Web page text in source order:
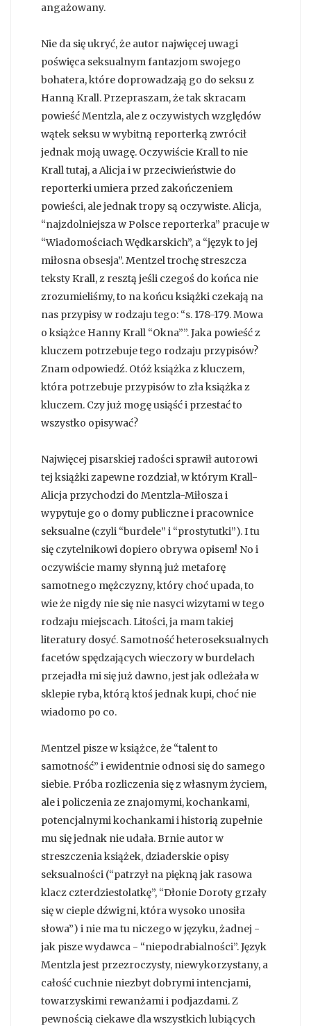
angażowany.
Nie da się ukryć, że autor najwięcej uwagi
poświęca seksualnym fantazjom swojego
bohatera, które doprowadzają go do seksu z
Hanną Krall. Przepraszam, że tak skracam
powieść Mentzla, ale z oczywistych względów
wątek seksu w wybitną reporterką zwrócił
jednak moją uwagę. Oczywiście Krall to nie
Krall tutaj, a Alicja i w przeciwieństwie do
reporterki umiera przed zakończeniem
powieści, ale jednak tropy są oczywiste. Alicja,
“najzdolniejsza w Polsce reporterka” pracuje w
“Wiadomościach Wędkarskich”, a “język to jej
miłosna obsesja”. Mentzel trochę streszcza
teksty Krall, z resztą jeśli czegoś do końca nie
zrozumieliśmy, to na końcu książki czekają na
nas przypisy w rodzaju tego: “s. 178-179. Mowa
o książce Hanny Krall “Okna””. Jaka powieść z
kluczem potrzebuje tego rodzaju przypisów?
Znam odpowiedź. Otóż książka z kluczem,
która potrzebuje przypisów to zła książka z
kluczem. Czy już mogę usiąść i przestać to
wszystko opisywać?
Najwięcej pisarskiej radości sprawił autorowi
tej książki zapewne rozdział, w którym Krall-
Alicja przychodzi do Mentzla-Miłosza i
wypytuje go o domy publiczne i pracownice
seksualne (czyli “burdele” i “prostytutki”). I tu
się czytelnikowi dopiero obrywa opisem! No i
oczywiście mamy słynną już metaforę
samotnego mężczyzny, który choć upada, to
wie że nigdy nie się nie nasyci wizytami w tego
rodzaju miejscach. Litości, ja mam takiej
literatury dosyć. Samotność heteroseksualnych
facetów spędzających wieczory w burdelach
przejadła mi się już dawno, jest jak odleżała w
sklepie ryba, którą ktoś jednak kupi, choć nie
wiadomo po co.
Mentzel pisze w książce, że “talent to
samotność” i ewidentnie odnosi się do samego
siebie. Próba rozliczenia się z własnym życiem,
ale i policzenia ze znajomymi, kochankami,
potencjalnymi kochankami i historią zupełnie
mu się jednak nie udała. Brnie autor w
streszczenia książek, dziaderskie opisy
seksualności (“patrzył na piękną jak rasowa
klacz czterdziestolatkę”, “Dłonie Doroty grzały
się w cieple dźwigni, która wysoko unosiła
słowa”) i nie ma tu niczego w języku, żadnej -
jak pisze wydawca - “niepodrabialności”. Język
Mentzla jest przezroczysty, niewykorzystany, a
całość cuchnie niezbyt dobrymi intencjami,
towarzyskimi rewanżami i podjazdami. Z
pewnością ciekawe dla wszystkich lubiących